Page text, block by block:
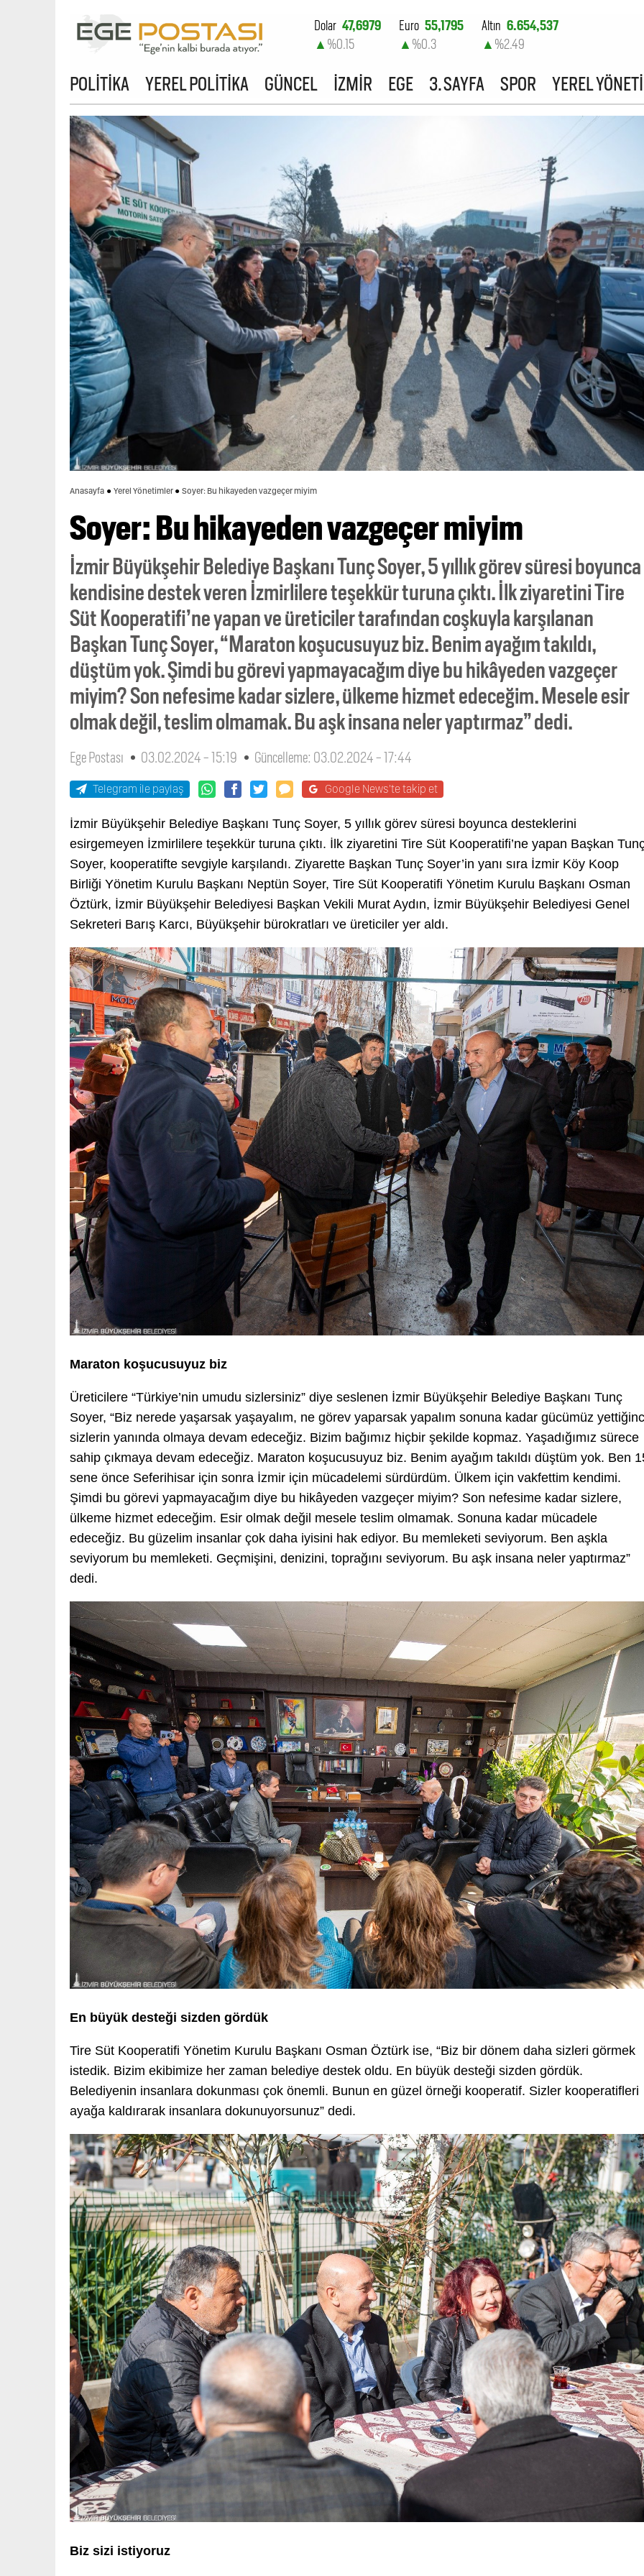
Dolar 47,6979
▲ %0.15
Euro 55,1795
▲ %0.3
Altın 6.654,537
▲ %2.49
%-0.14
POLİTİKA YEREL POLİTİKA GÜNCEL İZMİR EGE 3. SAYFA SPOR YEREL
Anasayfa Yerel Yönetimler Soyer: Bu hikayeden vazgeçer miyim
Soyer: Bu hikayeden vazgeçer miyim
İzmir Büyükşehir Belediye Başkanı Tunç Soyer, 5 yıllık görev süresi boyunca
kendisine destek veren İzmirlilere teşekkür turuna çıktı. İlk ziyaretini Tire
Süt Kooperatifi’ne yapan ve üreticiler tarafından coşkuyla karşılanan
Başkan Tunç Soyer, “Maraton koşucusuyuz biz. Benim ayağım takıldı,
düştüm yok. Şimdi bu görevi yapmayacağım diye bu hikâyeden vazgeçer
miyim? Son nefesime kadar sizlere, ülkeme hizmet edeceğim. Mesele esir
olmak değil, teslim olmamak. Bu aşk insana neler yaptırmaz” dedi.
Ege Postası 03.02.2024 - 15:19 Güncelleme: 03.02.2024 - 17:44
Telegram ile paylaş Google News'te takip et
İzmir Büyükşehir Belediye Başkanı Tunç Soyer, 5 yıllık görev süresi boyunca desteklerini
esirgemeyen İzmirlilere teşekkür turuna çıktı. İlk ziyaretini Tire Süt Kooperatifi’ne yapan Başkan
Soyer, kooperatifte sevgiyle karşılandı. Ziyarette Başkan Tunç Soyer’in yanı sıra İzmir Köy Koop
Birliği Yönetim Kurulu Başkanı Neptün Soyer, Tire Süt Kooperatifi Yönetim Kurulu Başkanı Osman
Öztürk, İzmir Büyükşehir Belediyesi Başkan Vekili Murat Aydın, İzmir Büyükşehir Belediyesi Genel
Sekreteri Barış Karcı, Büyükşehir bürokratları ve üreticiler yer aldı.
Maraton koşucusuyuz biz
Üreticilere “Türkiye’nin umudu sizlersiniz” diye seslenen İzmir Büyükşehir Belediye Başkanı Tunç
Soyer, “Biz nerede yaşarsak yaşayalım, ne görev yaparsak yapalım sonuna kadar gücümüz
sizlerin yanında olmaya devam edeceğiz. Bizim bağımız hiçbir şekilde kopmaz. Yaşadığımız sürece
sahip çıkmaya devam edeceğiz. Maraton koşucusuyuz biz. Benim ayağım takıldı düştüm yok. Ben
sene önce Seferihisar için sonra İzmir için mücadelemi sürdürdüm. Ülkem için vakfettim kendimi.
Şimdi bu görevi yapmayacağım diye bu hikâyeden vazgeçer miyim? Son nefesime kadar sizlere,
ülkeme hizmet edeceğim. Esir olmak değil mesele teslim olmamak. Sonuna kadar mücadele
edeceğiz. Bu güzelim insanlar çok daha iyisini hak ediyor. Bu memleketi seviyorum. Ben aşkla
seviyorum bu memleketi. Geçmişini, denizini, toprağını seviyorum. Bu aşk insana neler yaptırmaz”
dedi.
En büyük desteği sizden gördük
Tire Süt Kooperatifi Yönetim Kurulu Başkanı Osman Öztürk ise, “Biz bir dönem daha sizleri görmek
istedik. Bizim ekibimize her zaman belediye destek oldu. En büyük desteği sizden gördük.
Belediyenin insanlara dokunması çok önemli. Bunun en güzel örneği kooperatif. Sizler kooperatifleri
ayağa kaldırarak insanlara dokunuyorsunuz” dedi.
Biz sizi istiyoruz